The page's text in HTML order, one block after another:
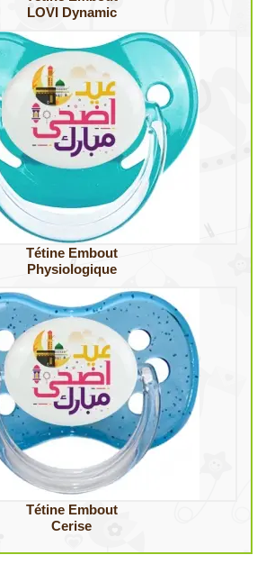
LOVI Dynamic
Tétine Embout
Physiologique
Tétine Embout
Cerise